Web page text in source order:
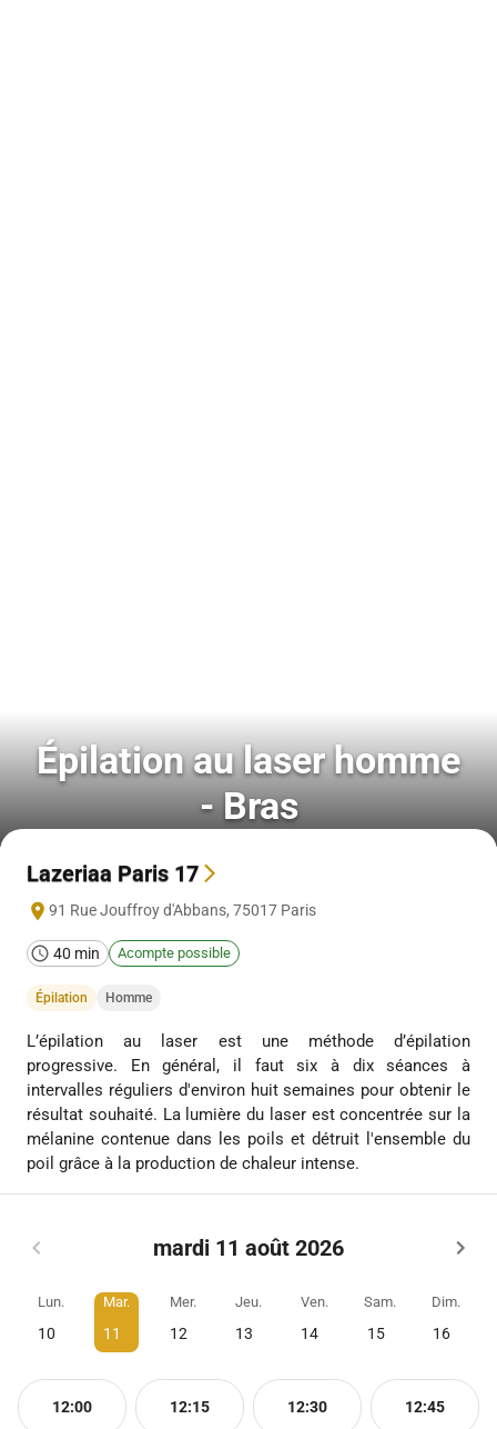
Épilation au laser homme
- Bras
Lazeriaa Paris 17
91 Rue Jouffroy d'Abbans, 75017 Paris
40 min Acompte possible
Épilation Homme
L’épilation au laser est une méthode d’épilation
progressive. En général, il faut six à dix séances à
intervalles réguliers d'environ huit semaines pour obtenir le
résultat souhaité. La lumière du laser est concentrée sur la
mélanine contenue dans les poils et détruit l'ensemble du
poil grâce à la production de chaleur intense.
mardi 11 août 2026
Lun.
10
Mar.
11
Mer.
12
Jeu.
13
Ven.
14
Sam.
15
Dim.
16
12:00 12:15 12:30 12:45